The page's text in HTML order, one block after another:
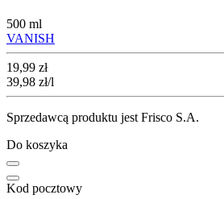
500 ml
VANISH
Cena
19,99 zł
39,98 zł/l
Sprzedawcą produktu jest Frisco S.A.
Do koszyka
Kod pocztowy